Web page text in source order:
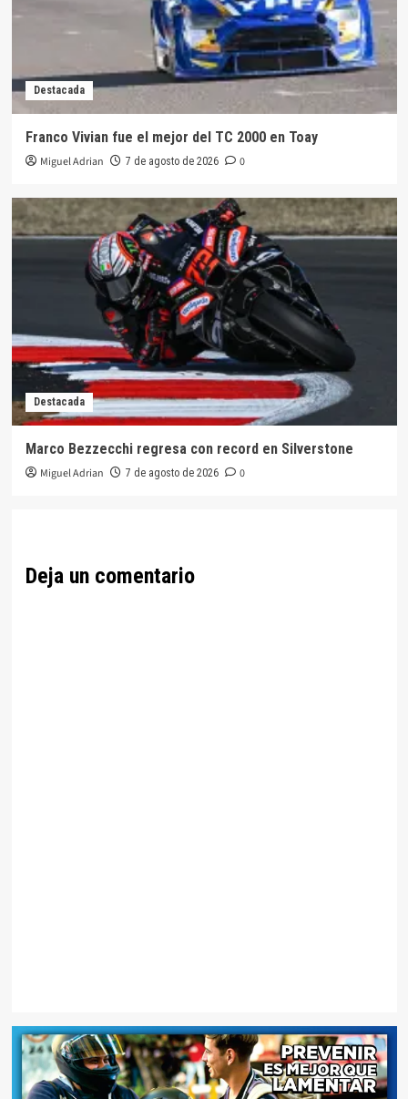
Destacada
Franco Vivian fue el mejor del TC 2000 en Toay
Miguel Adrian 7 de agosto de 2026 0
Destacada
Marco Bezzecchi regresa con record en Silverstone
Miguel Adrian 7 de agosto de 2026 0
Deja un comentario